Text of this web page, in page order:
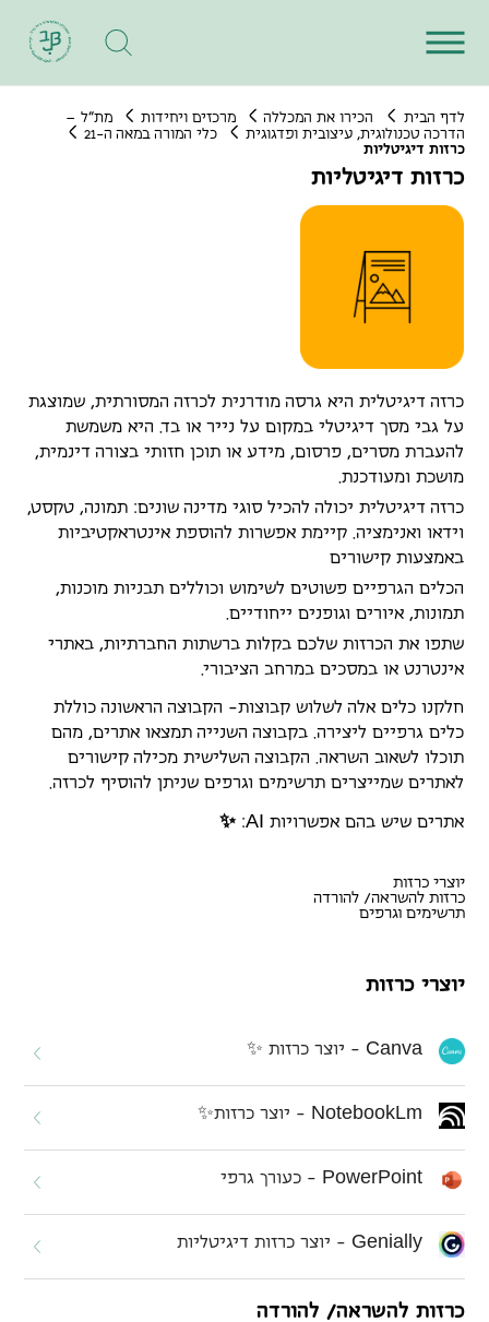
לדף הבית הכירו את המכללה מרכזים ויחידות
מת"ל –
הדרכה טכנולוגית, עיצובית ופדגוגית
כלי המורה במאה ה-21
כרזות דיגיטליות
כרזות דיגיטליות
כרזה דיגיטלית היא גרסה מודרנית לכרזה המסורתית, שמוצגת
על גבי מסך דיגיטלי במקום על נייר או בד. היא משמשת
להעברת מסרים, פרסום, מידע או תוכן חזותי בצורה דינמית,
מושכת ומעודכנת.
כרזה דיגיטלית יכולה להכיל סוגי מדינה שונים: תמונה, טקסט,
וידאו ואנימציה. קיימת אפשרות להוספת אינטראקטיביות
באמצעות קישורים
הכלים הגרפיים פשוטים לשימוש וכוללים תבניות מוכנות,
תמונות, איורים וגופנים ייחודיים.
שתפו את הכרזות שלכם בקלות ברשתות החברתיות, באתרי
אינטרנט או במסכים במרחב הציבורי.
חלקנו כלים אלה לשלוש קבוצות- הקבוצה הראשונה כוללת
כלים גרפיים ליצירה. בקבוצה השנייה תמצאו אתרים, מהם
תוכלו לשאוב השראה. הקבוצה השלישית מכילה קישורים
לאתרים שמייצרים תרשימים וגרפים שניתן להוסיף לכרזה.
אתרים שיש בהם אפשרויות AI
:
✨
יוצרי כרזות
כרזות להשראה/ להורדה
תרשימים וגרפים
יוצרי כרזות
Canva - יוצר כרזות ✨
NotebookLm - יוצר כרזות✨
PowerPoint - כעורך גרפי
Genial y - יוצר כרזות דיגיטליות
כרזות להשראה/ להורדה